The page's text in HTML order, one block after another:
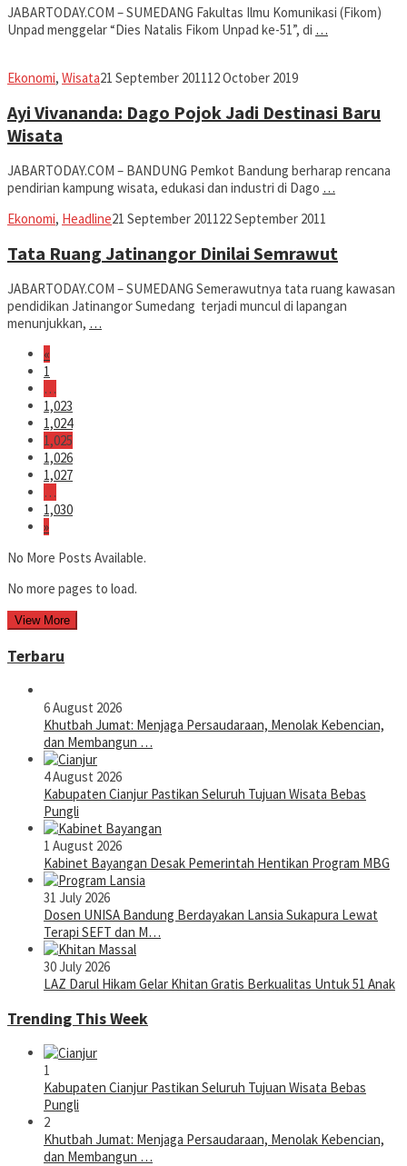
JABARTODAY.COM – SUMEDANG Fakultas Ilmu Komunikasi (Fikom)
Unpad menggelar “Dies Natalis Fikom Unpad ke-51”, di …
Ekonomi, Wisatafahruszf
21 September 201112 October 2019
Ayi Vivananda: Dago Pojok Jadi Destinasi Baru
Wisata
JABARTODAY.COM – BANDUNG Pemkot Bandung berharap rencana
pendirian kampung wisata, edukasi dan industri di Dago …
Ekonomi, Headlinefahruszf
21 September 201122 September 2011
Tata Ruang Jatinangor Dinilai Semrawut
JABARTODAY.COM – SUMEDANG Semerawutnya tata ruang kawasan
pendidikan Jatinangor Sumedang terjadi muncul di lapangan
menunjukkan, …
«
1
…
1,023
1,024
1,025
1,026
1,027
…
1,030
»
No More Posts Available.
No more pages to load.
View More
Terbaru
6 August 2026
Khutbah Jumat: Menjaga Persaudaraan, Menolak Kebencian,
dan Membangun …
4 August 2026
Kabupaten Cianjur Pastikan Seluruh Tujuan Wisata Bebas
Pungli
1 August 2026
Kabinet Bayangan Desak Pemerintah Hentikan Program MBG
31 July 2026
Dosen UNISA Bandung Berdayakan Lansia Sukapura Lewat
Terapi SEFT dan M…
30 July 2026
LAZ Darul Hikam Gelar Khitan Gratis Berkualitas Untuk 51 Anak
Trending This Week
1
Kabupaten Cianjur Pastikan Seluruh Tujuan Wisata Bebas
Pungli
2
Khutbah Jumat: Menjaga Persaudaraan, Menolak Kebencian,
dan Membangun …